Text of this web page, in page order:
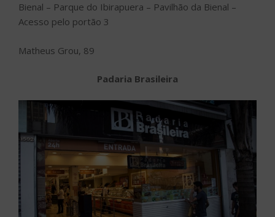
Bienal – Parque do Ibirapuera – Pavilhão da Bienal –
Acesso pelo portão 3
Matheus Grou, 89
Padaria Brasileira